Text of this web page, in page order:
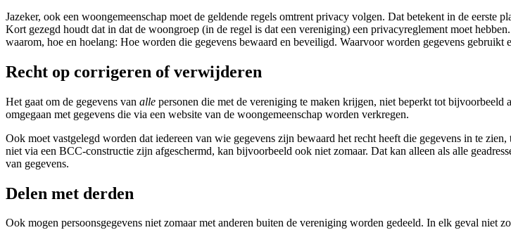
Jazeker, ook een woongemeenschap moet de geldende regels omtrent privacy volgen. Dat betekent in de
Kort gezegd houdt dat in dat de woongroep (in de regel is dat een vereniging) een privacyreglement moet
waarom, hoe en hoelang: Hoe worden die gegevens bewaard en beveiligd. Waarvoor worden gegevens
Recht op corrigeren of verwijderen
Het gaat om de gegevens van alle personen die met de vereniging te maken krijgen, niet beperkt tot
omgegaan met gegevens die via een website van de woongemeenschap worden verkregen.
Ook moet vastgelegd worden dat iedereen van wie gegevens zijn bewaard het recht heeft die gegevens in te
niet via een BCC-constructie zijn afgeschermd, kan bijvoorbeeld ook niet zomaar. Dat kan alleen als alle
van gegevens.
Delen met derden
Ook mogen persoonsgegevens niet zomaar met anderen buiten de vereniging worden gedeeld. In elk geval niet